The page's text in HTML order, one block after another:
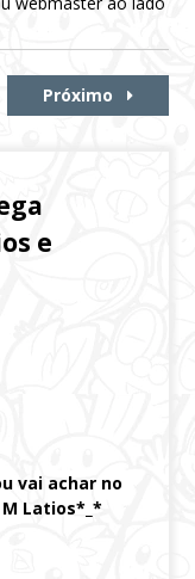
Próximo
e
vai achar no
Latios*_*